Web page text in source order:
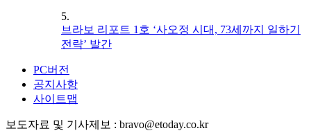
5.
브라보 리포트 1호 ‘사오정 시대, 73세까지 일하기
전략’ 발간
PC버전
공지사항
사이트맵
보도자료 및 기사제보 : bravo@etoday.co.kr